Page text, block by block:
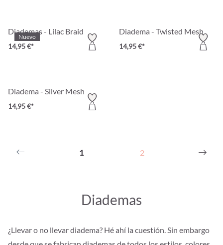
Nuevo
Diademas - Lilac Braid
14,95 €*
Diadema - Twisted Mesh
14,95 €*
Diadema - Silver Mesh
14,95 €*
1 2
Diademas
¿Llevar o no llevar diadema? Hé ahí la cuestión. Sin embargo